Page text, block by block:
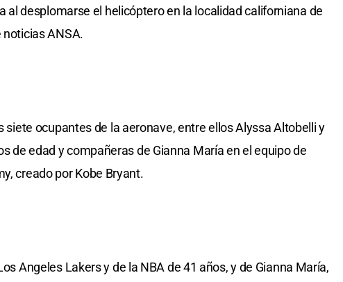
al desplomarse el helicóptero en la localidad californiana de
ANSA.
siete ocupantes de la aeronave, entre ellos Alyssa Altobelli y
de edad y compañeras de Gianna María en el equipo de
creado por Kobe Bryant.
Angeles Lakers y de la NBA de 41 años, y de Gianna María,